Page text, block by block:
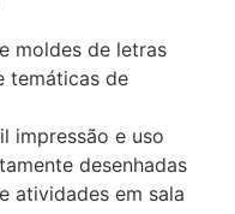
moldes de letras
temáticas de
impressão e uso
desenhadas
atividades em sala